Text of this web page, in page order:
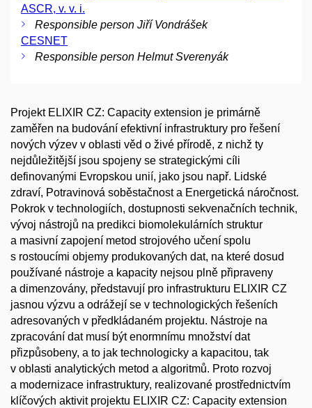
ASCR, v. v. i.
Responsible person Jiří Vondrášek
CESNET
Responsible person Helmut Sverenyák
Projekt ELIXIR CZ: Capacity extension je primárně
zaměřen na budování efektivní infrastruktury pro řešení
nových výzev v oblasti věd o živé přírodě, z nichž ty
nejdůležitější jsou spojeny se strategickými cíli
definovanými Evropskou unií, jako jsou např. Lidské
zdraví, Potravinová soběstačnost a Energetická náročnost.
Pokrok v technologiích, dostupnosti sekvenačních technik,
vývoj nástrojů na predikci biomolekulárních struktur
a masivní zapojení metod strojového učení spolu
s rostoucími objemy produkovaných dat, na které dosud
používané nástroje a kapacity nejsou plně připraveny
a dimenzovány, představují pro infrastrukturu ELIXIR CZ
jasnou výzvu a odrážejí se v technologických řešeních
adresovaných v předkládaném projektu. Nástroje na
zpracování dat musí být enormnímu množství dat
přizpůsobeny, a to jak technologicky a kapacitou, tak
v oblasti analytických metod a algoritmů. Proto rozvoj
a modernizace infrastruktury, realizované prostřednictvím
klíčových aktivit projektu ELIXIR CZ: Capacity extension